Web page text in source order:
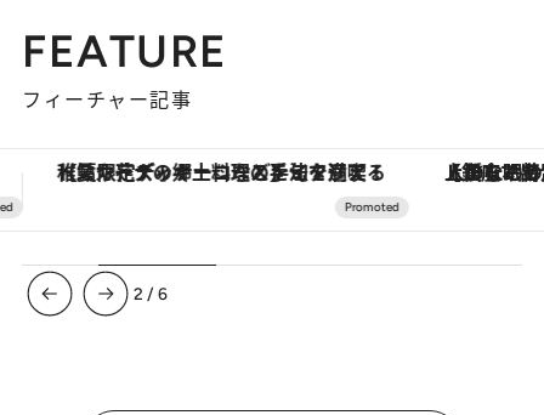
FEATURE
フィーチャー記事
【銀座で出合う最旬美容】美髪ケアや上質な眠り…セルフケアのアップデートから、特別な名入れギフトまで。大人のための「ReFa GINZA」クルーズ ヴァシュロン・コンスタンタ
3 /6